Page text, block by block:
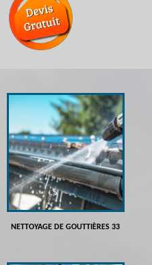
NETTOYAGE DE GOUTTIÈRES 33